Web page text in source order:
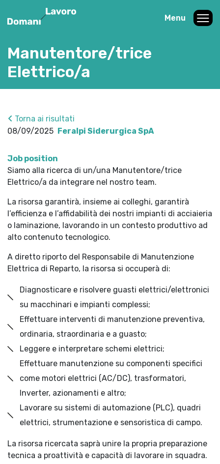
Menu
Manutentore/trice
Elettrico/a
Torna ai risultati
08/09/2025 Feralpi Siderurgica SpA
Job position
Siamo alla ricerca di un/una Manutentore/trice
Elettrico/a da integrare nel nostro team.
La risorsa garantirà, insieme ai colleghi, garantirà
l’efficienza e l’affidabilità dei nostri impianti di acciaieria
o laminazione, lavorando in un contesto produttivo ad
alto contenuto tecnologico.
A diretto riporto del Responsabile di Manutenzione
Elettrica di Reparto, la risorsa si occuperà di:
Diagnosticare e risolvere guasti elettrici/elettronici
su macchinari e impianti complessi;
Effettuare interventi di manutenzione preventiva,
ordinaria, straordinaria e a guasto;
Leggere e interpretare schemi elettrici;
Effettuare manutenzione su componenti specifici
come motori elettrici (AC/DC), trasformatori,
Inverter, azionamenti e altro;
Lavorare su sistemi di automazione (PLC), quadri
elettrici, strumentazione e sensoristica di campo.
La risorsa ricercata saprà unire la propria preparazione
tecnica a proattività e capacità di lavorare in squadra.